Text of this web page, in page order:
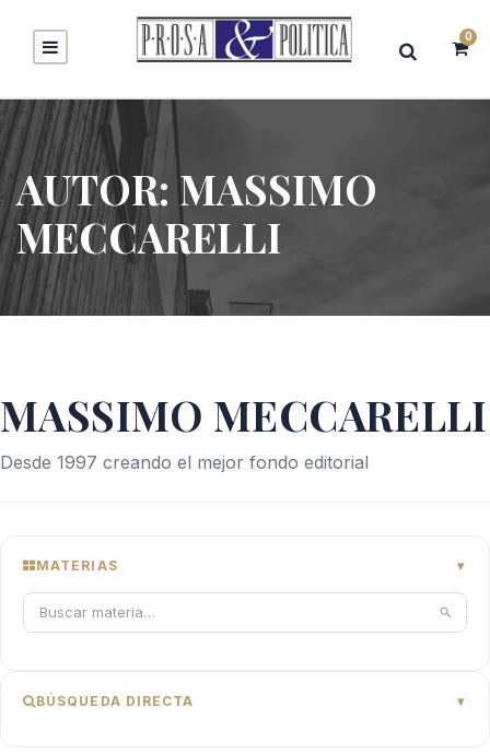
0
AUTOR:MASSIMO
MECCARELLI
MASSIMO MECCARELLI
Desde 1997 creando el mejor fondo editorial
MATERIAS
BÚSQUEDA DIRECTA